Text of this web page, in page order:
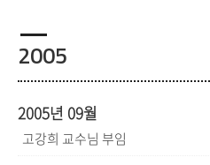
2005
2005년 09월
고강희 교수님 부임